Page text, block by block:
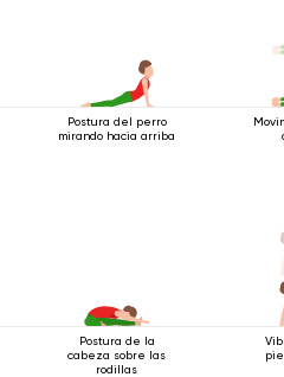
Postura del perro
mirando hacia arriba
Postura de la
cabeza sobre las
rodillas